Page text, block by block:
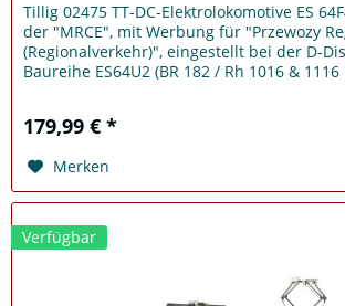
Tillig 02475 TT-DC-Elektrolokomotive ES
der "MRCE", mit Werbung für "Przewozy
(Regionalverkehr)", eingestellt bei der D-
Baureihe ES64U2 (BR 182 / Rh 1016 &
179,99 € *
Merken
Verfügbar